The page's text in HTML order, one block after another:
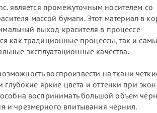
является промежуточным носителем со
массой бумаги. Этот материал в
выход красителя в процессе
как традиционные процессы, так и
эксплуатационные качества.
воспроизвести на ткани
яркие цвета и оттенки при
воспринимать большой объем
и чрезмерного впитывания чернил.